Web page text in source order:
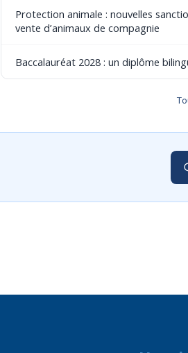
Protection animale : nouvelles
vente d’animaux de compagnie
Baccalauréat 2028 : un diplôme